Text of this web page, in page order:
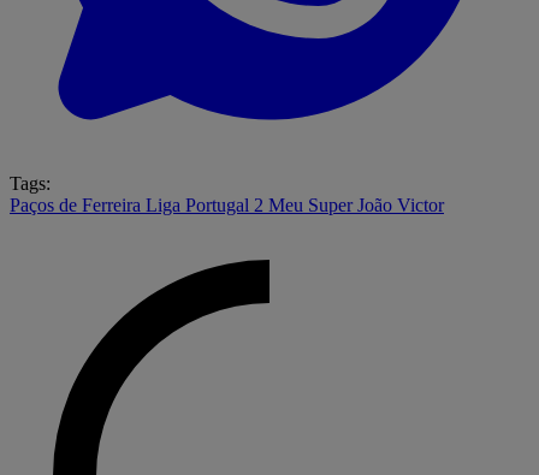
Tags:
Paços de Ferreira Liga Portugal 2 Meu SuperJoão Victor